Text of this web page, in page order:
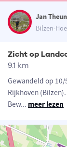
Jan
Bilzen-
Zicht op
9.1 km
Gewandeld op 10/
Rijkhoven
Bew... meer lezen